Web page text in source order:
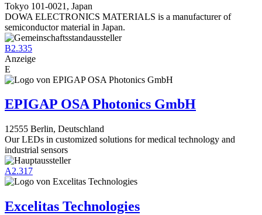
Tokyo 101-0021, Japan
DOWA ELECTRONICS MATERIALS is a manufacturer of
semiconductor material in Japan.
B2.335
Anzeige
E
EPIGAP OSA Photonics GmbH
12555 Berlin, Deutschland
Our LEDs in customized solutions for medical technology and
industrial sensors
A2.317
Excelitas Technologies